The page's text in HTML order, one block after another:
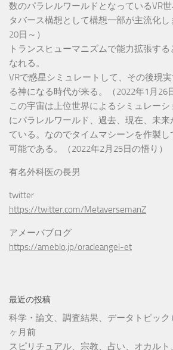
数のパラレルワールドとなっているVR
タバース構想として構想一部が主流
20日～）
トランスヒューマニズムで能力拡張す
なれる。
VRで惑星シミュレートして、その後現
る神になる時代が来る。（2022年1月26
この宇宙は上位世界によるシミュレー
にパラレルワールド、過去、現在、未
ている。なのでタイムマシーンを作製し
可能である。（2022年2月25日の悟り）
有名外科医の長男
twitter
https://twitter.com/MetaversemanZ
アメーバブログ
https://ameblo.jp/oracleangel-et
最近の投稿
科学・論文、調査結果、データトピック (
ヶ月前
スピリチュアル、宗教、占い、オカルト